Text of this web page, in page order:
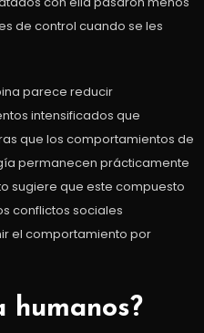
de control cuando se les
parece reducir
intensificados que
que los comportamientos de
permanecen prácticamente
sugiere que este compuesto
conflictos sociales
el comportamiento por
humanos?